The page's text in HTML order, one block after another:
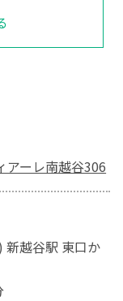
アーレ南越谷306
新越谷駅 東口か